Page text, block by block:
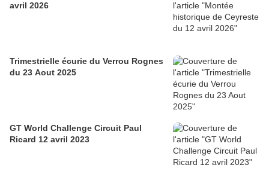
avril 2026
Trimestrielle écurie du Verrou Rognes
du 23 Aout 2025
GT World Challenge Circuit Paul
Ricard 12 avril 2023